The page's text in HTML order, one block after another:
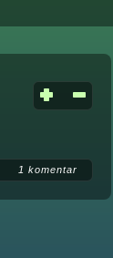
1 komentar